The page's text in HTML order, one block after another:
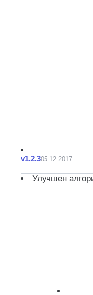
v1.2.305.12.2017
Улучшен